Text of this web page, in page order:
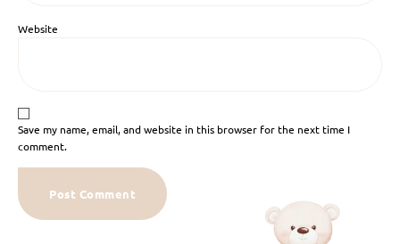
Website
Save my name, email, and website in this browser for the next time I
comment.